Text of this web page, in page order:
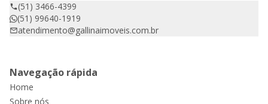
(51) 3466-4399
(51) 99640-1919
atendimento@gallinaimoveis.com.br
Navegação rápida
Home
Sobre nós